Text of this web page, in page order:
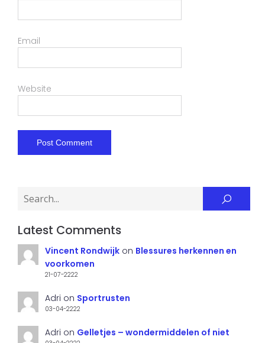
Email
Website
Latest Comments
Vincent Rondwijkon Blessures herkennen en
voorkomen
21-07-2222
Adri on Sportrusten
03-04-2222
Adri on Gelletjes – wondermiddelen of niet